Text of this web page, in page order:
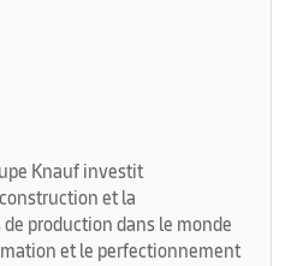
Knauf investit
et la
production dans le monde
et le perfectionnement